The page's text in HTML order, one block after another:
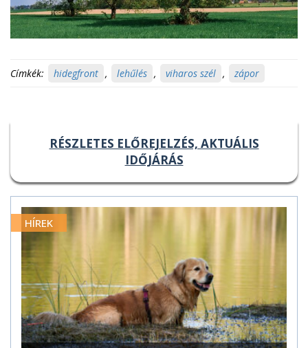
Címkék: hidegfront , lehűlés , viharos szél , zápor
RÉSZLETES ELŐREJELZÉS, AKTUÁLIS
IDŐJÁRÁS
HÍREK